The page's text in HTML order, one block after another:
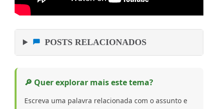
POSTS RELACIONADOS
🔎 Quer explorar mais este tema?
Escreva uma palavra relacionada com o assunto e